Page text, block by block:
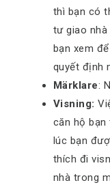
thì bạn có
tư giao nhà
bạn xem
quyết định
Märklare:
Visning:
căn hộ
lúc bạn
thích đi
nhà trong